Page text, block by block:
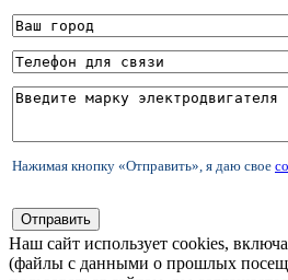
Нажимая кнопку «Отправить», я даю свое
Наш сайт использует cookies,
(файлы с данными о прошлых